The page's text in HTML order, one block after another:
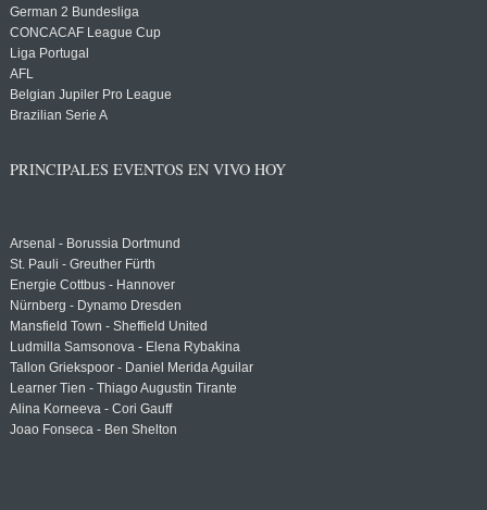
German 2 Bundesliga
CONCACAF League Cup
Liga Portugal
AFL
Belgian Jupiler Pro League
Brazilian Serie A
PRINCIPALES EVENTOS EN VIVO HOY
Arsenal - Borussia Dortmund
St. Pauli - Greuther Fürth
Energie Cottbus - Hannover
Nürnberg - Dynamo Dresden
Mansfield Town - Sheffield United
Ludmilla Samsonova - Elena Rybakina
Tallon Griekspoor - Daniel Merida Aguilar
Learner Tien - Thiago Augustin Tirante
Alina Korneeva - Cori Gauff
Joao Fonseca - Ben Shelton